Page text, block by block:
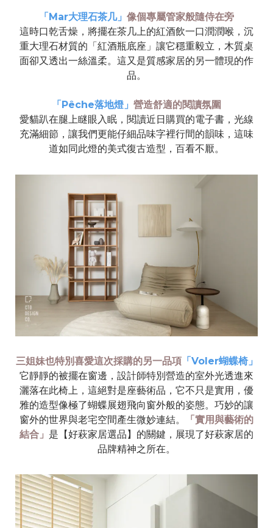
「Mar大理石茶几」 像個專屬管家般隨侍在旁
這時口乾舌燥，將擺在茶几上的紅酒飲一口潤潤喉，沉
重大理石材質的「紅酒瓶底座」讓它穩重毅立，木質桌
面卻又透出一絲溫柔。這又是質感家居的另一體現的作
品。
「Pêche落地燈」 營造舒適的閱讀氛圍
愛貓趴在腿上瞇眼入眠，閱讀近日購買的電子書，光線
充滿細節，讓我們更能仔細品味字裡行間的韻味，這味
道如同此燈的美式復古造型，百看不厭。
三姐妹也特別喜愛這次採購的另一品項「Voler蝴蝶椅」
它靜靜的被擺在窗邊，設計師特別營造的室外光透進來
灑落在此椅上，這絕對是座藝術品，它不只是實用，優
雅的造型像極了蝴蝶展翅飛向窗外般的姿態。巧妙的讓
窗外的世界與老宅空間產生微妙連結。
「實用與藝術的
結合」 是【好萩家居選品】的關鍵，展現了好萩家居的
品牌精神之所在。